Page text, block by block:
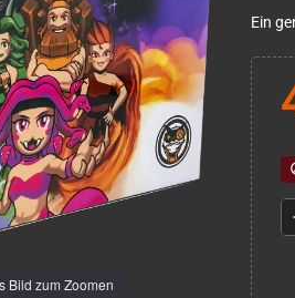
Bild zum Zoomen
Ein